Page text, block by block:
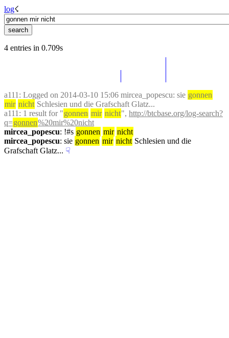
log☇︎
4 entries in 0.709s
a111 : Logged on 2014-03-10 15:06 mircea_popescu: sie gonnen
mir nicht Schlesien und die Grafschaft Glatz...
a111 : 1 result for "gonnen mir nicht", http://btcbase.org/log-search?
q=gonnen%20mir%20nicht
mircea_popescu: !#s gonnen mir nicht
mircea_popescu: sie gonnen mir nicht Schlesien und die
Grafschaft Glatz... ☟︎